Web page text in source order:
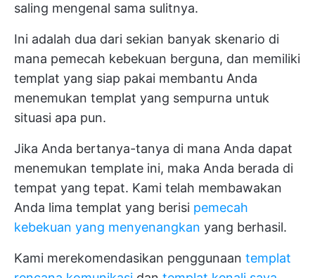
saling mengenal sama sulitnya.
Ini adalah dua dari sekian banyak skenario di
mana pemecah kebekuan berguna, dan memiliki
templat yang siap pakai membantu Anda
menemukan templat yang sempurna untuk
situasi apa pun.
Jika Anda bertanya-tanya di mana Anda dapat
menemukan template ini, maka Anda berada di
tempat yang tepat. Kami telah membawakan
Anda lima templat yang berisi pemecah
kebekuan yang menyenangkan yang berhasil.
Kami merekomendasikan penggunaan templat